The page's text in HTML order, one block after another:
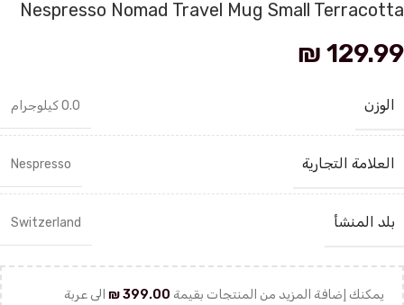
Nespresso Nomad Travel Mug Small Terracotta
₪ 129.99
الوزن 0.0 كيلوجرام
العلامة التجارية Nespresso
بلد المنشأ Switzerland
يمكنك إضافة المزيد من المنتجات بقيمة ₪399.00
الى عربة